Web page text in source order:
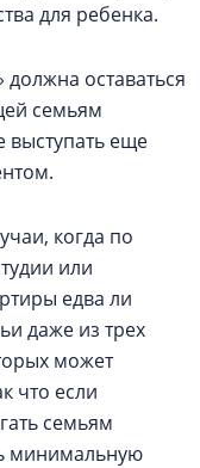
для ребенка.
оставаться
семьям
еще
когда по
или
едва ли
даже из трех
может
что если
семьям
минимальную